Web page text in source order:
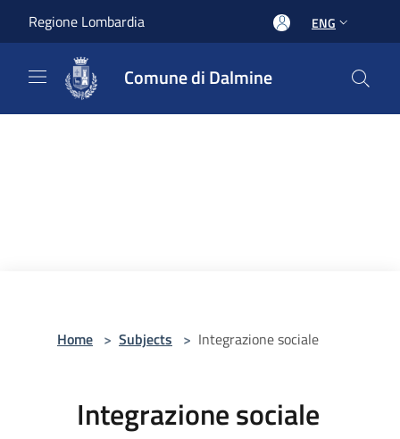
Regione Lombardia ENG
Comune di Dalmine
Home > Subjects > Integrazione sociale
Integrazione sociale